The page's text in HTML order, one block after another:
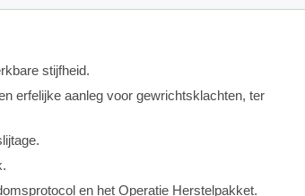
stijfheid.
erfelijke aanleg voor gewrichtsklachten, ter
en het Operatie Herstelpakket.